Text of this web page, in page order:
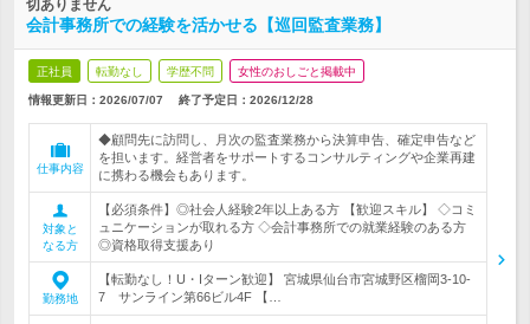
切ありません
会計事務所での経験を活かせる【巡回監査業務】
正社員 転勤なし 学歴不問 女性のおしごと掲載中
情報更新日：2026/07/07 終了予定日： 2026/12/28
仕事内容
◆顧問先に訪問し、月次の監査業務から決算申告、確定申告など
を担います。経営者をサポートするコンサルティングや企業再建
に携わる機会もあります。
対象と
なる方
【必須条件】◎社会人経験2年以上ある方 【歓迎スキル】 ◇コミ
ュニケーションが取れる方 ◇会計事務所での就業経験のある方
◎資格取得支援あり
勤務地
【転勤なし！U・Iターン歓迎】 宮城県仙台市宮城野区榴岡3-10-
7 サンライン第66ビル4F 【…